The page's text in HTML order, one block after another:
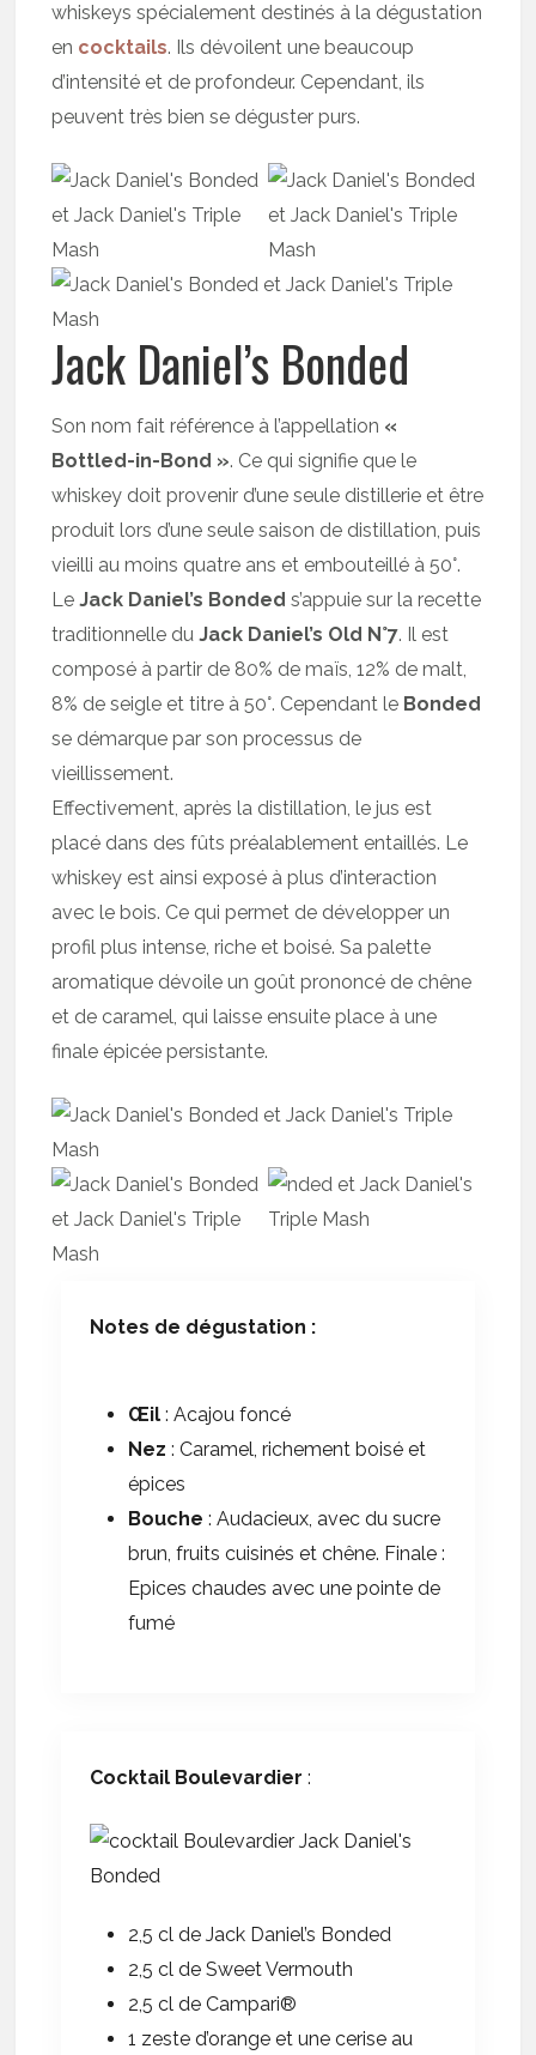
whiskeys spécialement destinés à la dégustation
en cocktails. Ils dévoilent une beaucoup
d’intensité et de profondeur. Cependant, ils
peuvent très bien se déguster purs.
Jack Daniel’s Bonded
Son nom fait référence à l’appellation «
Bottled-in-Bond ». Ce qui signifie que le
whiskey doit provenir d’une seule distillerie et être
produit lors d’une seule saison de distillation, puis
vieilli au moins quatre ans et embouteillé à 50°.
LeJack Daniel’s Bonded s’appuie sur la recette
traditionnelle duJack Daniel’s Old N°7. Il est
composé à partir de 80% de maïs, 12% de malt,
8% de seigle et titre à 50°. Cependant le Bonded
se démarque par son processus de
vieillissement.
Effectivement, après la distillation, le jus est
placé dans des fûts préalablement entaillés. Le
whiskey est ainsi exposé à plus d’interaction
avec le bois. Ce qui permet de développer un
profil plus intense, riche et boisé. Sa palette
aromatique dévoile un goût prononcé de chêne
et de caramel, qui laisse ensuite place à une
finale épicée persistante.
Notes de dégustation :
Œil : Acajou foncé
Nez : Caramel, richement boisé et
épices
Bouche : Audacieux, avec du sucre
brun, fruits cuisinés et chêne. Finale :
Epices chaudes avec une pointe de
fumé
Cocktail Boulevardier :
2,5 cl de Jack Daniel’s Bonded
2,5 cl de Sweet Vermouth
2,5 cl de Campari®
1 zeste d’orange et une cerise au